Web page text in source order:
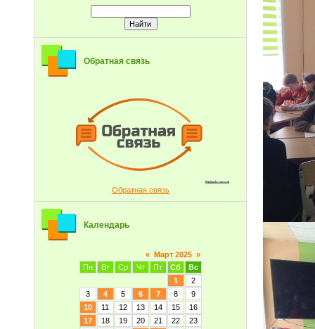
Обратная связь
Обратная связь
Календарь
« Март 2025 »
Пн
Вт Ср Чт Пт Сб
Вс
1
2
3
4 5 6 7 8
9
10
11 12 13 14 15
16
17
18 19 20 21 22
23